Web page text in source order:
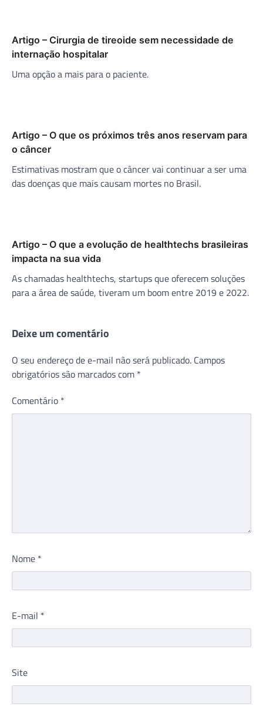
Artigo – Cirurgia de tireoide sem necessidade de
internação hospitalar
Uma opção a mais para o paciente.
Artigo – O que os próximos três anos reservam para
o câncer
Estimativas mostram que o câncer vai continuar a ser uma
das doenças que mais causam mortes no Brasil.
Artigo – O que a evolução de healthtechs brasileiras
impacta na sua vida
As chamadas healthtechs, startups que oferecem soluções
para a área de saúde, tiveram um boom entre 2019 e 2022.
Deixe um comentário
O seu endereço de e-mail não será publicado. Campos
obrigatórios são marcados com *
Comentário *
Nome *
E-mail *
Site